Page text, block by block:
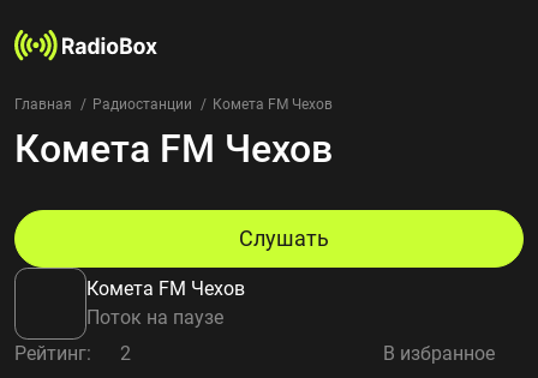
Радиостанции
Страны
Избранное
О нас
Добавить радиостанцию
Главная Радиостанции Комета FM Чехов
Комета FM Чехов
Комета FM Чехов
Поток на паузе
Слушать
Рейтинг: 2 В избранное